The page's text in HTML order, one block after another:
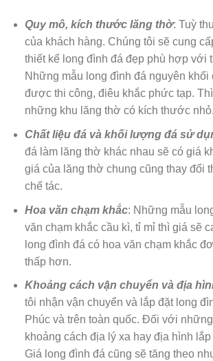
Quy mô, kích thước lăng thờ: Tuỳ
của khách hàng. Chúng tôi sẽ cung
thiết kế long đình đá đẹp phù hợp với
Những mẫu long đình đá nguyên khối
được thi công, điêu khắc phức tạp.
những khu lăng thờ có kích thước nhỏ.
Chất liệu đá và khối lượng đá sử
đá làm lăng thờ khác nhau sẽ có giá
giá của lăng thờ chung cũng thay đổi
chế tác.
Hoa văn chạm khắc: Những mẫu
văn chạm khắc cầu kì, tỉ mỉ thì giá sẽ
long đình đá có hoa văn chạm khắc
thấp hơn.
Khoảng cách vận chuyển và địa
tôi nhận vận chuyển và lắp đặt long
Phúc và trên toàn quốc. Đối với
khoảng cách địa lý xa hay địa hình
Giá long đình đá cũng sẽ tăng theo